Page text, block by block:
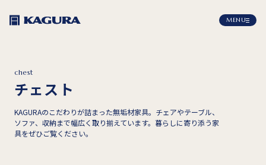
MENU
chest
チェスト
KAGURAのこだわりが詰まった無垢材家具。チェアやテーブル、
ソファ、収納まで幅広く取り揃えています。暮らしに寄り添う家
具をぜひご覧ください。